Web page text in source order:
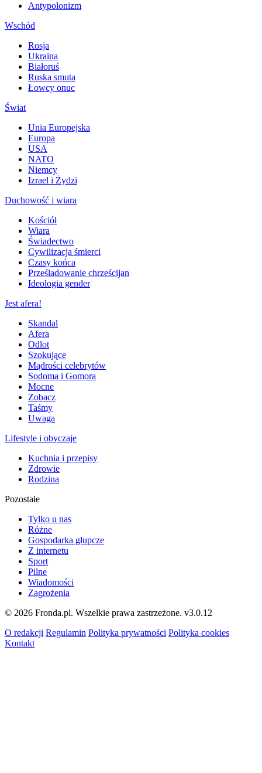
Antypolonizm
Wschód
Rosja
Ukraina
Białoruś
Ruska smuta
Łowcy onuc
Świat
Unia Europejska
Europa
USA
NATO
Niemcy
Izrael i Żydzi
Duchowość i wiara
Kościół
Wiara
Świadectwo
Cywilizacja śmierci
Czasy końca
Prześladowanie chrześcijan
Ideologia gender
Jest afera!
Skandal
Afera
Odlot
Szokujące
Mądrości celebrytów
Sodoma i Gomora
Mocne
Zobacz
Taśmy
Uwaga
Lifestyle i obyczaje
Kuchnia i przepisy
Zdrowie
Rodzina
Pozostałe
Tylko u nas
Różne
Gospodarka głupcze
Z internetu
Sport
Pilne
Wiadomości
Zagrożenia
© 2026 Fronda.pl. Wszelkie prawa zastrzeżone. v3.0.12
O redakcji Regulamin Polityka prywatności Polityka cookies
Kontakt